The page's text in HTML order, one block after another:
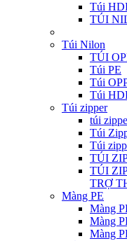
Túi
TÚI
Túi Nilon
TÚI
Túi PE
Túi
Túi
Túi zipper
túi
Túi
Túi
TÚI
TÚI
TRỢ
Màng PE
Màng
Màng
Màng